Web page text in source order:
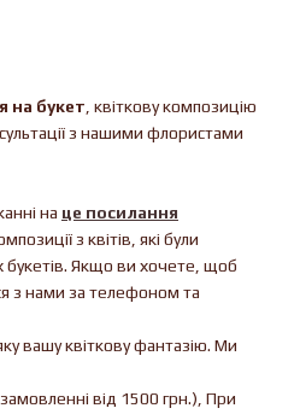
на букет , квіткову композицію
з нашими флористами
на це посилання
з квітів, які були
букетів. Якщо ви хочете, щоб
з нами за телефоном та
вашу квіткову фантазію. Ми
від 1500 грн.), При